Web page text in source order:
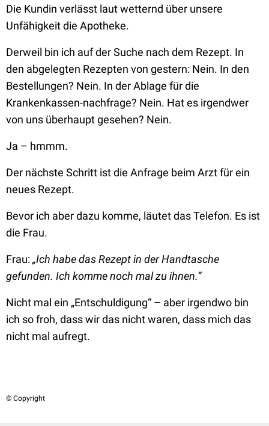
Die Kundin verlässt laut wetternd über unsere
Unfähigkeit die Apotheke.
Derweil bin ich auf der Suche nach dem Rezept. In
den abgelegten Rezepten von gestern: Nein. In den
Bestellungen? Nein. In der Ablage für die
Krankenkassen-nachfrage? Nein. Hat es irgendwer
von uns überhaupt gesehen? Nein.
Ja – hmmm.
Der nächste Schritt ist die Anfrage beim Arzt für ein
neues Rezept.
Bevor ich aber dazu komme, läutet das Telefon. Es ist
die Frau.
Frau:„Ich habe das Rezept in der Handtasche
gefunden. Ich komme noch mal zu ihnen.“
Nicht mal ein „Entschuldigung“ – aber irgendwo bin
ich so froh, dass wir das nicht waren, dass mich das
nicht mal aufregt.
© Copyright